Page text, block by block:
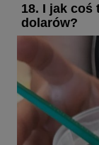
18. I jak coś
dolarów?